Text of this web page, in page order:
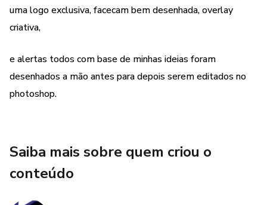
uma logo exclusiva, facecam bem desenhada, overlay
criativa,
e alertas todos com base de minhas ideias foram
desenhados a mão antes para depois serem editados no
photoshop.
Saiba mais sobre quem criou o
conteúdo